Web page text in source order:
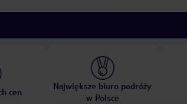
cen
Największe biuro podróży
w Polsce